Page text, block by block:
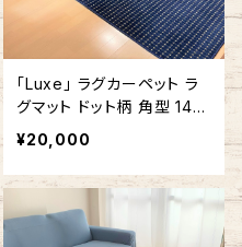
「Luxe」 ラグカーペット ラ
グマット ドット柄 角型 140
cm x 180cm ブルー #268
¥20,000